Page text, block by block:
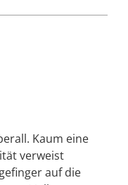
Kaum eine
verweist
auf die